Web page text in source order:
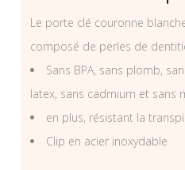
Le porte clé couronne
composé de perles de
Sans BPA, sans plomb,
latex, sans cadmium et sans
en plus, résistant la
Clip en acier inoxydable